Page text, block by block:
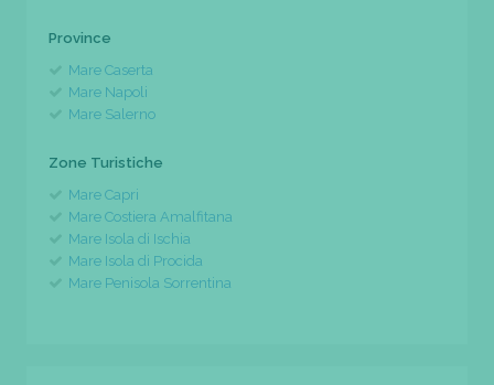
Province
Mare Caserta
Mare Napoli
Mare Salerno
Zone Turistiche
Mare Capri
Mare Costiera Amalfitana
Mare Isola di Ischia
Mare Isola di Procida
Mare Penisola Sorrentina